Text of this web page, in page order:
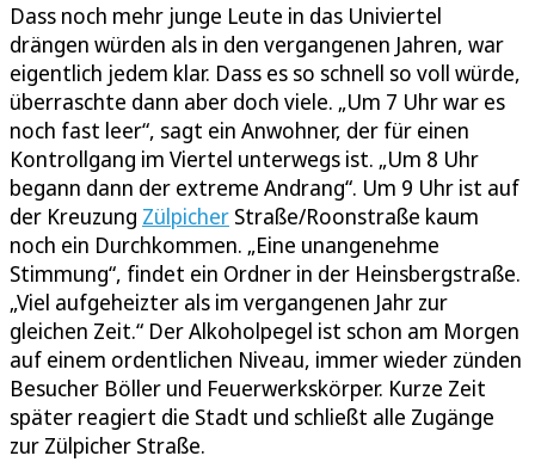
Dass noch mehr junge Leute in das Univiertel
drängen würden als in den vergangenen Jahren, war
eigentlich jedem klar. Dass es so schnell so voll würde,
überraschte dann aber doch viele. „Um 7 Uhr war es
noch fast leer“, sagt ein Anwohner, der für einen
Kontrollgang im Viertel unterwegs ist. „Um 8 Uhr
begann dann der extreme Andrang“. Um 9 Uhr ist auf
der Kreuzung Zülpicher Straße/Roonstraße kaum
noch ein Durchkommen. „Eine unangenehme
Stimmung“, findet ein Ordner in der Heinsbergstraße.
„Viel aufgeheizter als im vergangenen Jahr zur
gleichen Zeit.“ Der Alkoholpegel ist schon am Morgen
auf einem ordentlichen Niveau, immer wieder zünden
Besucher Böller und Feuerwerkskörper. Kurze Zeit
später reagiert die Stadt und schließt alle Zugänge
zur Zülpicher Straße.